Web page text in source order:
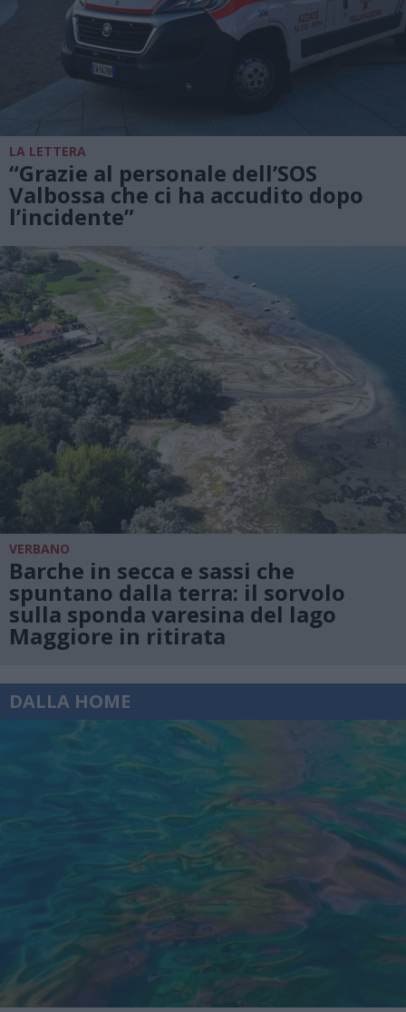
LA LETTERA
“Grazie al personale dell’SOS
Valbossa che ci ha accudito dopo
l’incidente”
VERBANO
Barche in secca e sassi che
spuntano dalla terra: il sorvolo
sulla sponda varesina del lago
Maggiore in ritirata
DALLA HOME